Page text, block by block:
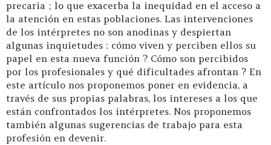
precaria ; lo que exacerba la inequidad en el acceso a
la atención en estas poblaciones. Las intervenciones
de los intérpretes no son anodinas y despiertan
algunas inquietudes : cómo viven y perciben ellos su
papel en esta nueva función ? Cómo son percibidos
por los profesionales y qué dificultades afrontan ? En
este artículo nos proponemos poner en evidencia, a
través de sus propias palabras, los intereses a los que
están confrontados los intérpretes. Nos proponemos
también algunas sugerencias de trabajo para esta
profesión en devenir.